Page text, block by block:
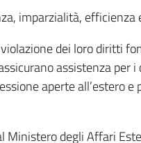
imparzialità, efficienza
dei loro diritti
assistenza per i
aperte all’estero
Ministero degli Affari